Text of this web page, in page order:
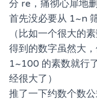
分 re，痛彻心扉地
首先没必要从 1~n
（比如一个很大的
得到的数字虽然大
1~100 的素数就行
经很大了）
推了一下约数个数